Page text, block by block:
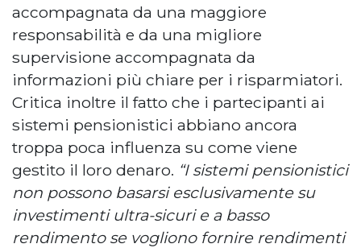
accompagnata da una maggiore
responsabilità e da una migliore
supervisione accompagnata da
informazioni più chiare per i risparmiatori.
Critica inoltre il fatto che i partecipanti ai
sistemi pensionistici abbiano ancora
troppa poca influenza su come viene
gestito il loro denaro. “I sistemi pensionistici
non possono basarsi esclusivamente su
investimenti ultra-sicuri e a basso
rendimento se vogliono fornire rendimenti